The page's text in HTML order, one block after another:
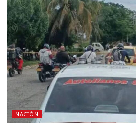
NACIÓN